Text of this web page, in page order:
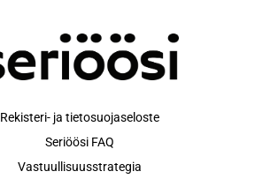
Rekisteri- ja tietosuojaseloste
Seriöösi FAQ
Vastuullisuusstrategia